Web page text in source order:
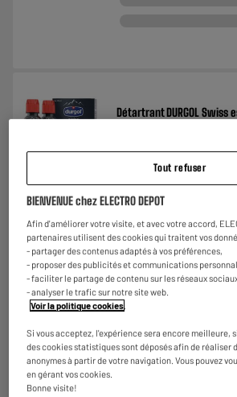
★★★★★
★★★★★
4.4/5(74)
Détartrant DURGOL Swiss
9 99
LE PRIX BAS
Détartrant DR BECKMAN
Type : Détartrant
Tout refuser
BIENVENUE chez ELECTRO DEPOT
Afin d'améliorer votre visite, et avec votre accord,
partenaires utilisent des cookies qui traitent vos
- partager des contenus adaptés à vos préférences,
- proposer des publicités et communications
- faciliter le partage de contenu sur les réseaux
- analyser le trafic sur notre site web.
Voir la politique cookies.
Si vous acceptez, l'expérience sera encore meilleure,
des cookies statistiques sont déposés afin de réaliser
anonymes à partir de votre navigation. Vous pouvez
en gérant vos cookies.
Bonne visite!